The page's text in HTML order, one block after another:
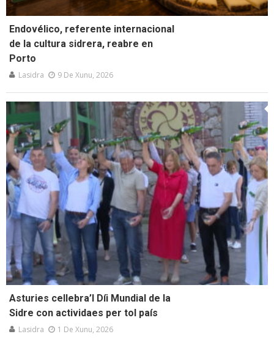
Endovélico, referente internacional
de la cultura sidrera, reabre en
Porto
Lasidra 9 De Xunu, 2026
Asturies cellebra’l Díi Mundial de la
Sidre con actividaes per tol país
Lasidra 1 De Xunu, 2026